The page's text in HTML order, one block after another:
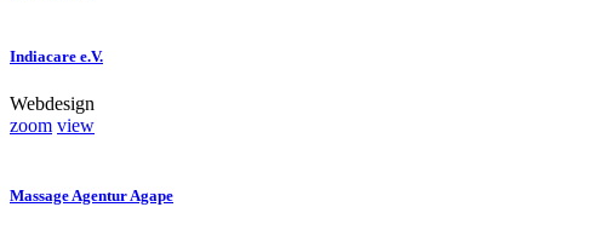
Indiacare e.V.
Webdesign
zoom view
Massage Agentur Agape